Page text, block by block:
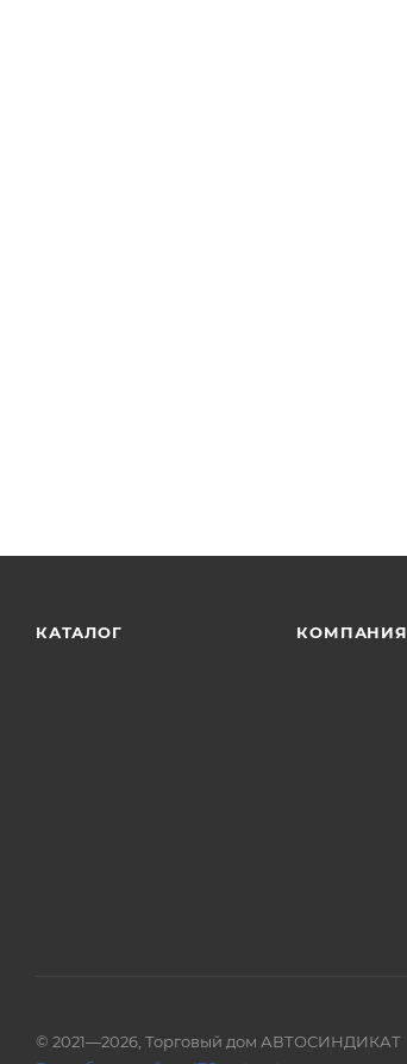
КАТАЛОГ КОМПАНИЯ
© 2021—2026, Торговый дом АВТОСИНДИКАТ